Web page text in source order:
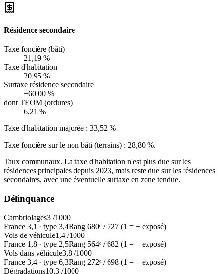
Résidence secondaire
Taxe foncière (bâti)
21,19 %
Taxe d'habitation
20,95 %
Surtaxe résidence secondaire
+60,00 %
dont TEOM (ordures)
6,21 %
Taxe d'habitation majorée : 33,52 %
Taxe foncière sur le non bâti (terrains) : 28,80 %.
Taux communaux. La taxe d'habitation n'est plus due sur les
résidences principales depuis 2023, mais reste due sur les résidences
secondaires, avec une éventuelle surtaxe en zone tendue.
Délinquance
Cambriolages3 /1000
France 3,1 · type 3,4Rang 680ᵉ / 727 (1 = + exposé)
Vols de véhicule1,4 /1000
France 1,8 · type 2,5Rang 564ᵉ /682 (1 = + exposé)
Vols dans véhicule3,8 /1000
France 3,4 · type 6,3Rang 272ᵉ /698 (1 = + exposé)
Dégradations10,3 /1000